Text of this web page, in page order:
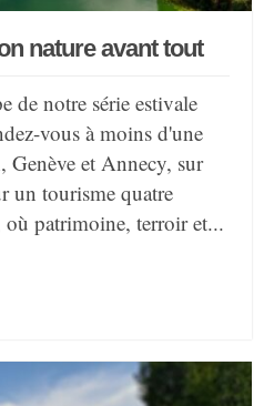
nature avant tout
de notre série estivale
vous à moins d'une
Genève et Annecy, sur
un tourisme quatre
où patrimoine, terroir et...